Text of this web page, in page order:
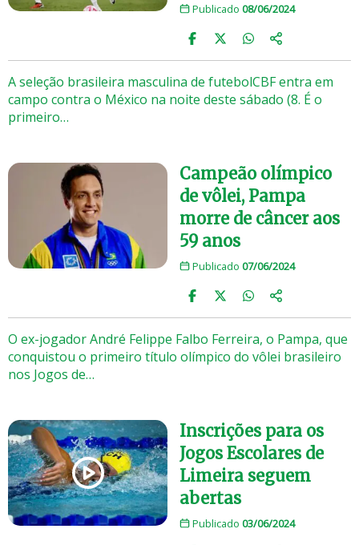
Publicado 08/06/2024
A seleção brasileira masculina de futebolCBF entra em
campo contra o México na noite deste sábado (8. É o
primeiro…
Campeão olímpico
de vôlei, Pampa
morre de câncer aos
59 anos
Publicado 07/06/2024
O ex-jogador André Felippe Falbo Ferreira, o Pampa, que
conquistou o primeiro título olímpico do vôlei brasileiro
nos Jogos de…
Inscrições para os
Jogos Escolares de
Limeira seguem
abertas
Publicado 03/06/2024